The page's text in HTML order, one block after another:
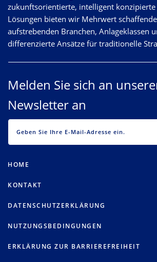
zukunftsorientierte, intelligent konzipierte
Lösungen bieten wir Mehrwert
aufstrebenden Branchen, Anlageklassen
differenzierte Ansätze für traditionelle
Melden Sie sich an
Newsletter an
HOME
KONTAKT
DATENSCHUTZERKLÄRUNG
NUTZUNGSBEDINGUNGEN
ERKLÄRUNG ZUR BARRIEREFREIHEIT